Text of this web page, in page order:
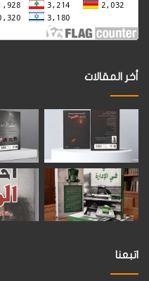
أخر المقالات
اتبعنا